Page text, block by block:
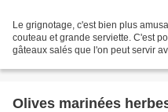
Le grignotage, c'est bien plus
couteau et grande serviette. C'est
gâteaux salés que l'on peut servir
Olives marinées